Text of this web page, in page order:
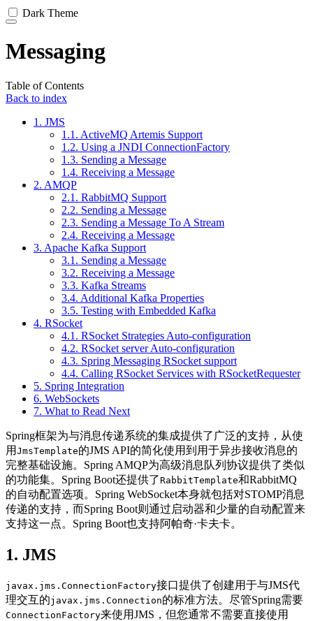
Dark Theme
Messaging
Table of Contents
Back to index
1. JMS
1.1. ActiveMQ Artemis Support
1.2. Using a JNDI ConnectionFactory
1.3. Sending a Message
1.4. Receiving a Message
2. AMQP
2.1. RabbitMQ Support
2.2. Sending a Message
2.3. Sending a Message To A Stream
2.4. Receiving a Message
3. Apache Kafka Support
3.1. Sending a Message
3.2. Receiving a Message
3.3. Kafka Streams
3.4. Additional Kafka Properties
3.5. Testing with Embedded Kafka
4. RSocket
4.1. RSocket Strategies Auto-configuration
4.2. RSocket server Auto-configuration
4.3. Spring Messaging RSocket support
4.4. Calling RSocket Services with RSocketRequester
5. Spring Integration
6. WebSockets
7. What to Read Next
Spring框架为与消息传递系统的集成提供了广泛的支持，从使
用 JmsTemplate的JMS API的简化使用到用于异步接收消息的
完整基础设施。Spring AMQP为高级消息队列协议提供了类似
的功能集。Spring Boot还提供了RabbitTemplate和RabbitMQ
的自动配置选项。Spring WebSocket本身就包括对STOMP消息
传递的支持，而Spring Boot则通过启动器和少量的自动配置来
支持这一点。Spring Boot也支持阿帕奇·卡夫卡。
1. JMS
javax.jms.ConnectionFactory接口提供了创建用于与JMS代
理交互的javax.jms.Connection的标准方法。尽管Spring需要
ConnectionFactory来使用JMS，但您通常不需要直接使用